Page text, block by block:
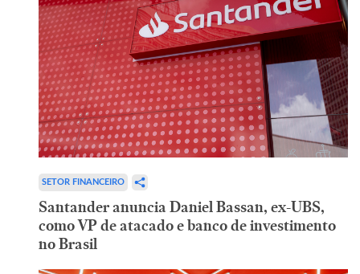
SETOR FINANCEIRO
Santander anuncia Daniel Bassan, ex-UBS,
como VP de atacado e banco de investimento
no Brasil